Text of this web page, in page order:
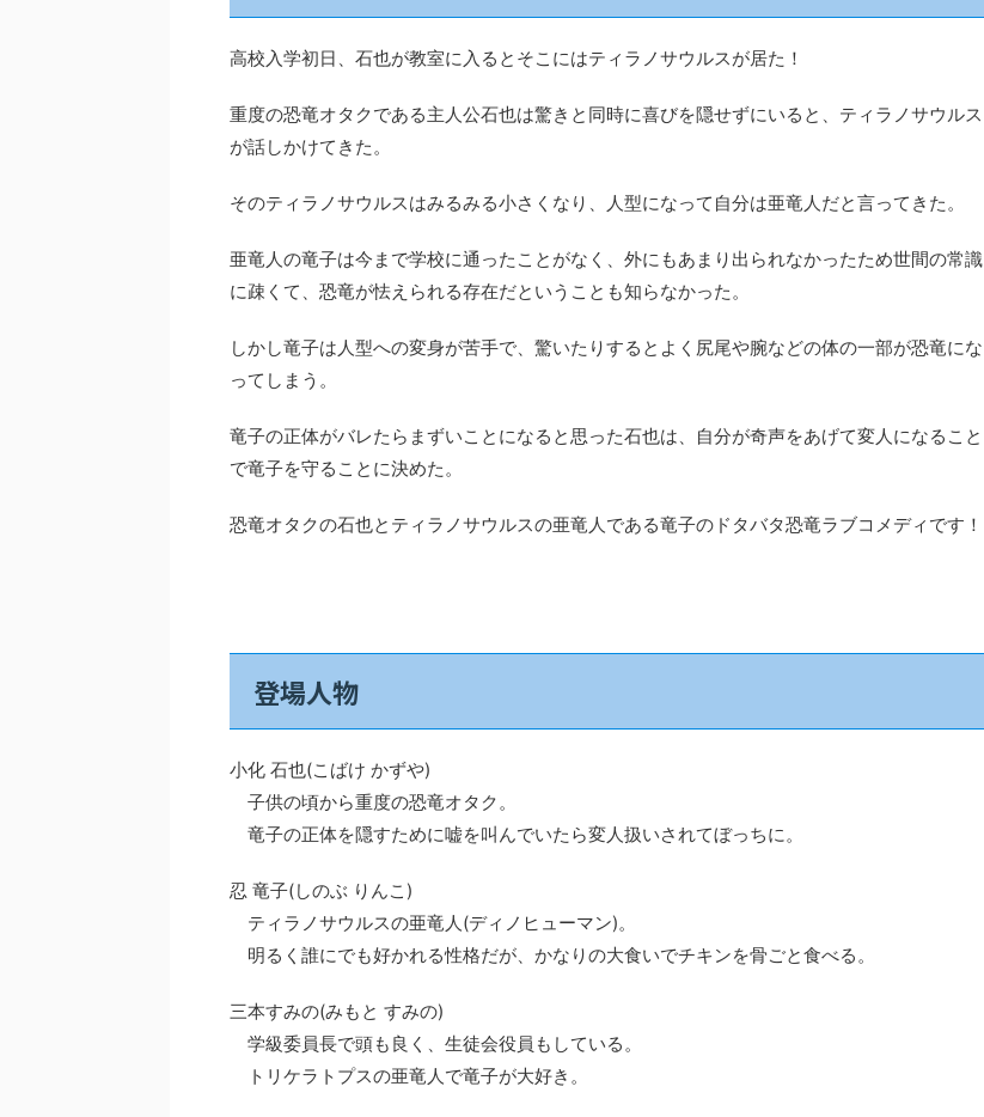
高校入学初日、石也が教室に入るとそこにはティラノサウルスが居た！
重度の恐竜オタクである主人公石也は驚きと同時に喜びを隠せずにいると、ティラノサウルス
が話しかけてきた。
そのティラノサウルスはみるみる小さくなり、人型になって自分は亜竜人だと言ってきた。
亜竜人の竜子は今まで学校に通ったことがなく、外にもあまり出られなかったため世間の常識
に疎くて、恐竜が怯えられる存在だということも知らなかった。
しかし竜子は人型への変身が苦手で、驚いたりするとよく尻尾や腕などの体の一部が恐竜にな
ってしまう。
竜子の正体がバレたらまずいことになると思った石也は、自分が奇声をあげて変人になること
で竜子を守ることに決めた。
恐竜オタクの石也とティラノサウルスの亜竜人である竜子のドタバタ恐竜ラブコメディです！
登場人物
小化 石也(こばけ かずや)
子供の頃から重度の恐竜オタク。
竜子の正体を隠すために嘘を叫んでいたら変人扱いされてぼっちに。
忍 竜子(しのぶ りんこ)
ティラノサウルスの亜竜人(ディノヒューマン)。
明るく誰にでも好かれる性格だが、かなりの大食いでチキンを骨ごと食べる。
三本すみの(みもと すみの)
学級委員長で頭も良く、生徒会役員もしている。
トリケラトプスの亜竜人で竜子が大好き。